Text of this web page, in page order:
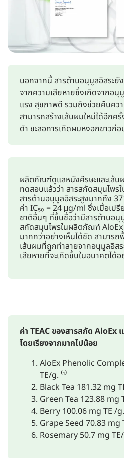
นอกจากนี้ สารต้านอนุมูลอิสระยั
จากความเสียหายซึ่งเกิดจากอนุ
แรง สุขภาพดี รวมถึงช่วยคืนคว
สามารถสร้างเส้นผมใหม่ได้อีกค
ดำ ชะลอการเกิดผมหงอกขาวก่อ
ผลิตภัณฑ์ดูแลหนังศีรษะและเส้น
ทดสอบแล้วว่า สารสกัดสมุนไพ
สารต้านอนุมูลอิสระสูงมากถึง
ค่า IC₅₀ = 24 μg/ml ซึ่งเมื่อเป
ชาติอื่นๆ ที่ขึ้นชื่อว่ามีสารต้านอนุมู
สกัดสมุนไพรในผลิตภัณฑ์ AloEx
มากกว่าอย่างเห็นได้ชัด สามาร
เส้นผมที่ถูกทำลายจากอนุมูลอิส
เสียหายที่จะเกิดขึ้นในอนาคตได้
ค่า TEAC ของสารสกัด AloEx
โดยเรียงจากมากไปน้อย
AloEx Phenolic
TE/g. ⁽¹⁾
Black Tea 181.32 mg
Green Tea 123.88 mg
Berry 100.06 mg TE /g.
Grape Seed 70.83 mg
Rosemary 50.7 mg TE/